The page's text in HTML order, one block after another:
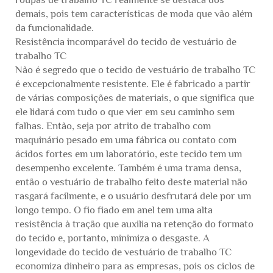
demais, pois tem características de moda que vão além
da funcionalidade.
Resistência incomparável do tecido de vestuário de
trabalho TC
Não é segredo que o tecido de vestuário de trabalho TC
é excepcionalmente resistente. Ele é fabricado a partir
de várias composições de materiais, o que significa que
ele lidará com tudo o que vier em seu caminho sem
falhas. Então, seja por atrito de trabalho com
maquinário pesado em uma fábrica ou contato com
ácidos fortes em um laboratório, este tecido tem um
desempenho excelente. Também é uma trama densa,
então o vestuário de trabalho feito deste material não
rasgará facilmente, e o usuário desfrutará dele por um
longo tempo. O fio fiado em anel tem uma alta
resistência à tração que auxilia na retenção do formato
do tecido e, portanto, minimiza o desgaste. A
longevidade do tecido de vestuário de trabalho TC
economiza dinheiro para as empresas, pois os ciclos de